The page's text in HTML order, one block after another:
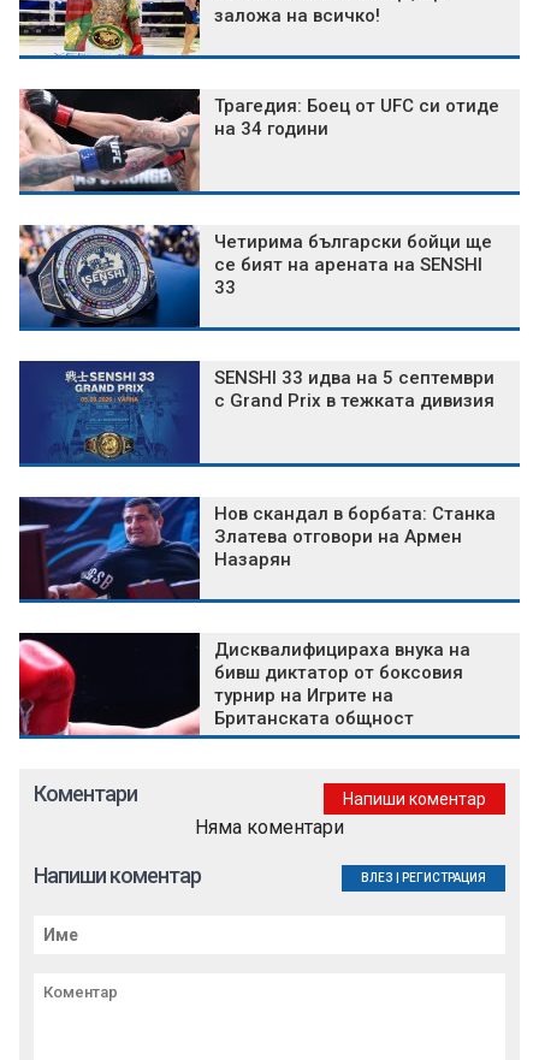
заложа на всичко!
Трагедия: Боец от UFC си отиде
на 34 години
Четирима български бойци ще
се бият на арената на SENSHI
33
SENSHI 33 идва на 5 септември
с Grand Prix в тежката дивизия
Нов скандал в борбата: Станка
Златева отговори на Армен
Назарян
Дисквалифицираха внука на
бивш диктатор от боксовия
турнир на Игрите на
Британската общност
Коментари Напиши коментар
Няма коментари
Напиши коментар ВЛЕЗ РЕГИСТРАЦИЯ